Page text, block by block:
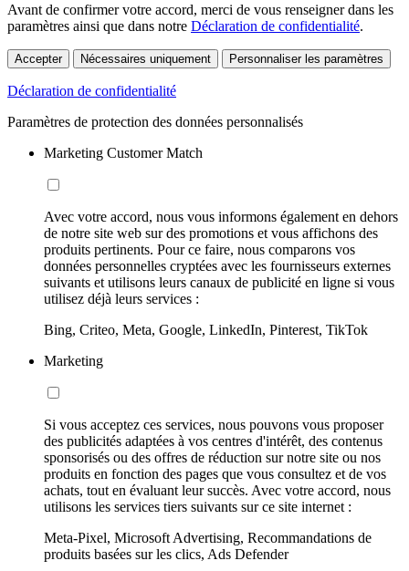
Avant de confirmer votre accord, merci de vous renseigner dans les
paramètres ainsi que dans notre Déclaration de confidentialité.
Accepter Nécessaires uniquement Personnaliser les paramètres
Déclaration de confidentialité
Paramètres de protection des données personnalisés
Marketing Customer Match
Avec votre accord, nous vous informons également en dehors
de notre site web sur des promotions et vous affichons des
produits pertinents. Pour ce faire, nous comparons vos
données personnelles cryptées avec les fournisseurs externes
suivants et utilisons leurs canaux de publicité en ligne si vous
utilisez déjà leurs services :
Bing, Criteo, Meta, Google, LinkedIn, Pinterest, TikTok
Marketing
Si vous acceptez ces services, nous pouvons vous proposer
des publicités adaptées à vos centres d'intérêt, des contenus
sponsorisés ou des offres de réduction sur notre site ou nos
produits en fonction des pages que vous consultez et de vos
achats, tout en évaluant leur succès. Avec votre accord, nous
utilisons les services tiers suivants sur ce site internet :
Meta-Pixel, Microsoft Advertising, Recommandations de
produits basées sur les clics, Ads Defender